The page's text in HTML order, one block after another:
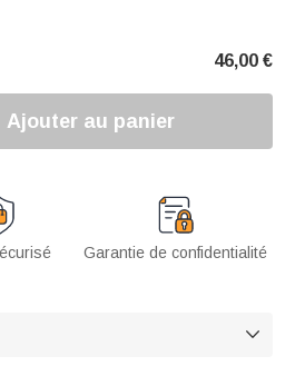
46,00 €
Ajouter au panier
Garantie de confidentialité
